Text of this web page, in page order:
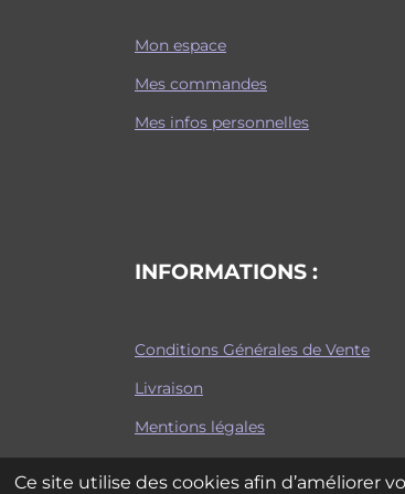
Ce site utilise des cookies afin d’améliorer
Mon espace
Mes commandes
Mes infos personnelles
INFORMATIONS :
Conditions Générales de Vente
Livraison
Mentions légales
© 2022 - 2023 Classicarpe Baits